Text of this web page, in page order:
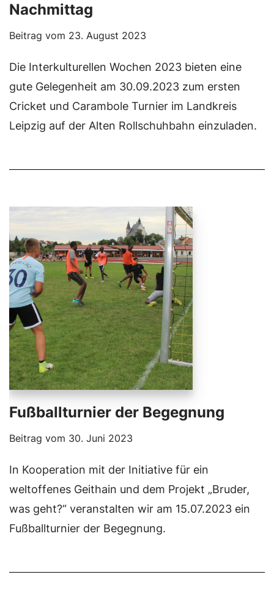
Nachmittag
Beitrag vom 23. August 2023
Die Interkulturellen Wochen 2023 bieten eine
gute Gelegenheit am 30.09.2023 zum ersten
Cricket und Carambole Turnier im Landkreis
Leipzig auf der Alten Rollschuhbahn einzuladen.
Fußballturnier der Begegnung
Beitrag vom 30. Juni 2023
In Kooperation mit der Initiative für ein
weltoffenes Geithain und dem Projekt „Bruder,
was geht?“ veranstalten wir am 15.07.2023 ein
Fußballturnier der Begegnung.